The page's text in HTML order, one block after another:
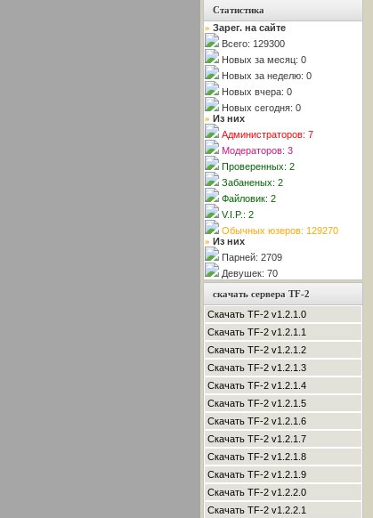
Статистика
» Зарег. на сайте
Всего: 129300
Новых за месяц: 0
Новых за неделю: 0
Новых вчера: 0
Новых сегодня: 0
» Из них
Администраторов: 7
Модераторов: 3
Проверенных: 2
Забаненых: 2
Файловик: 2
V.I.P.: 2
Обычных юзеров: 129270
» Из них
Парней: 2709
Девушек: 70
скачать сервера TF-2
Скачать TF-2 v1.2.1.0
Скачать TF-2 v1.2.1.1
Скачать TF-2 v1.2.1.2
Скачать TF-2 v1.2.1.3
Скачать TF-2 v1.2.1.4
Скачать TF-2 v1.2.1.5
Скачать TF-2 v1.2.1.6
Скачать TF-2 v1.2.1.7
Скачать TF-2 v1.2.1.8
Скачать TF-2 v1.2.1.9
Скачать TF-2 v1.2.2.0
Скачать TF-2 v1.2.2.1